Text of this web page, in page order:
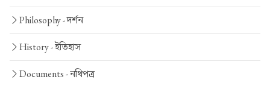
Philosophy -দর্শন
History -ইতিহাস
Documents -নথিপত্র